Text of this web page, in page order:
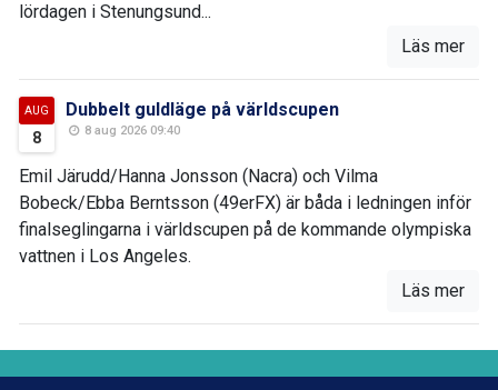
lördagen i Stenungsund...
Läs mer
AUG
8
Dubbelt guldläge på världscupen
8 aug 2026 09:40
Emil Järudd/Hanna Jonsson (Nacra) och Vilma
Bobeck/Ebba Berntsson (49erFX) är båda i ledningen inför
finalseglingarna i världscupen på de kommande olympiska
vattnen i Los Angeles.
Läs mer